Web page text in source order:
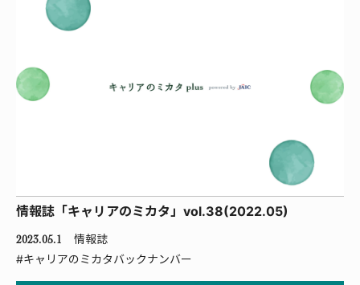
情報誌「キャリアのミカタ」vol.38(2022.05)
2023.05.1
情報誌
#キャリアのミカタバックナンバー